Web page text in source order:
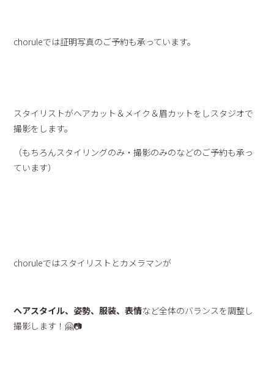
choruleでは証明写真のご予約も承っています。
スタイリストがヘアカット＆メイク＆眉カットをしスタジオで
撮影をします。
（もちろんスタイリングのみ・撮影のみのなどのご予約も承っ
ています）
choruleではスタイリストとカメラマンが
ヘアスタイル、姿勢、服装、表情など全体のバランスを調整し
撮影します！🤗📷